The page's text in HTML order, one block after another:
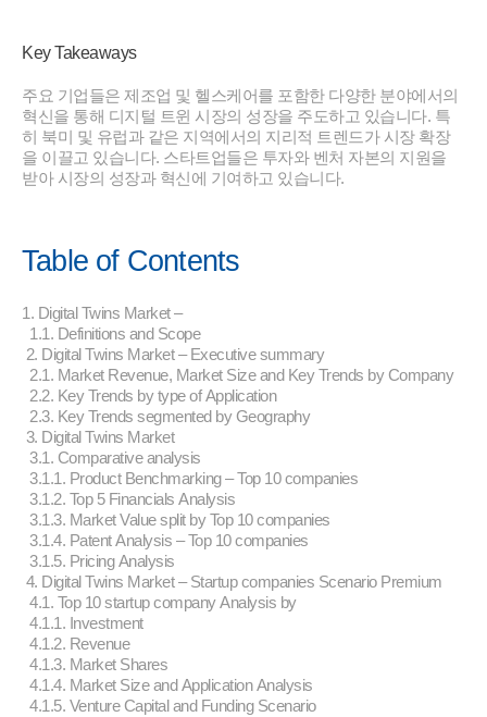
Key Takeaways
주요 기업들은 제조업 및 헬스케어를 포함한 다양한 분야에서의
혁신을 통해 디지털 트윈 시장의 성장을 주도하고 있습니다. 특
히 북미 및 유럽과 같은 지역에서의 지리적 트렌드가 시장 확장
을 이끌고 있습니다. 스타트업들은 투자와 벤처 자본의 지원을
받아 시장의 성장과 혁신에 기여하고 있습니다.
Table of Contents
1. Digital Twins Market –
1.1. Definitions and Scope
2. Digital Twins Market – Executive summary
2.1. Market Revenue, Market Size and Key Trends by Company
2.2. Key Trends by type of Application
2.3. Key Trends segmented by Geography
3. Digital Twins Market
3.1. Comparative analysis
3.1.1. Product Benchmarking – Top 10 companies
3.1.2. Top 5 Financials Analysis
3.1.3. Market Value split by Top 10 companies
3.1.4. Patent Analysis – Top 10 companies
3.1.5. Pricing Analysis
4. Digital Twins Market – Startup companies Scenario Premium
4.1. Top 10 startup company Analysis by
4.1.1. Investment
4.1.2. Revenue
4.1.3. Market Shares
4.1.4. Market Size and Application Analysis
4.1.5. Venture Capital and Funding Scenario